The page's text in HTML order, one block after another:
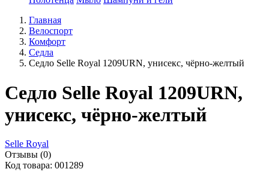
Главная
Велоспорт
Комфорт
Седла
Седло Selle Royal 1209URN, унисекс, чёрно-желтый
Седло Selle Royal 1209URN,
унисекс, чёрно-желтый
Selle Royal
Отзывы (0)
Код товара: 001289